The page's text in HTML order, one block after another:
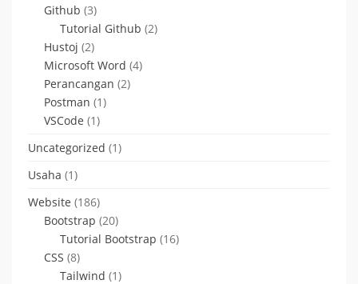
Github (3)
Tutorial Github (2)
Hustoj (2)
Microsoft Word (4)
Perancangan (2)
Postman (1)
VSCode (1)
Uncategorized (1)
Usaha (1)
Website (186)
Bootstrap (20)
Tutorial Bootstrap (16)
CSS (8)
Tailwind (1)